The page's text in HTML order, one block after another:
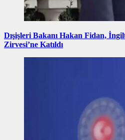
Dışişleri Bakanı Hakan Fidan,
Zirvesi’ne Katıldı